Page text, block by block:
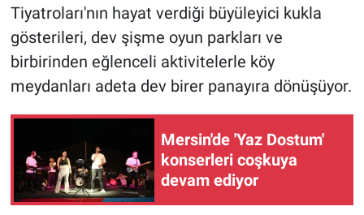
Tiyatroları'nın hayat verdiği büyüleyici kukla
gösterileri, dev şişme oyun parkları ve
birbirinden eğlenceli aktivitelerle köy
meydanları adeta dev birer panayıra dönüşüyor.
Mersin'de 'Yaz Dostum'
konserleri coşkuya
devam ediyor